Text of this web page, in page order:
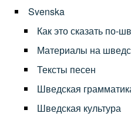
Svenska
Как это сказать по-
Материалы на
Тексты песен
Шведская
Шведская культура